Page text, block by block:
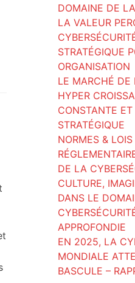
DOMAINE DE
LA VALEUR
STRATÉGIQUE
ORGANISATION
LE MARCHÉ DE
HYPER
CONSTANTE
STRATÉGIQUE
NORMES &
DE LA
CULTURE,
DANS LE
APPROFONDIE
EN 2025, LA
MONDIALE
BASCULE –